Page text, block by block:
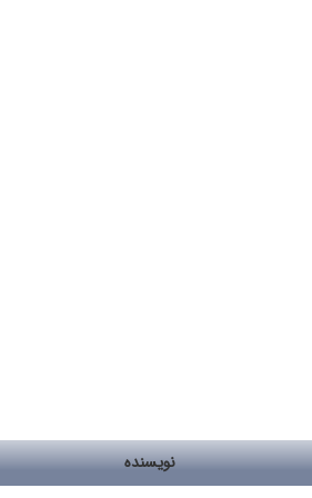
نویسنده